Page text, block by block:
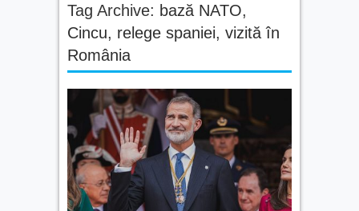
Tag Archive: bază NATO,
Cincu, relege spaniei, vizită în
România